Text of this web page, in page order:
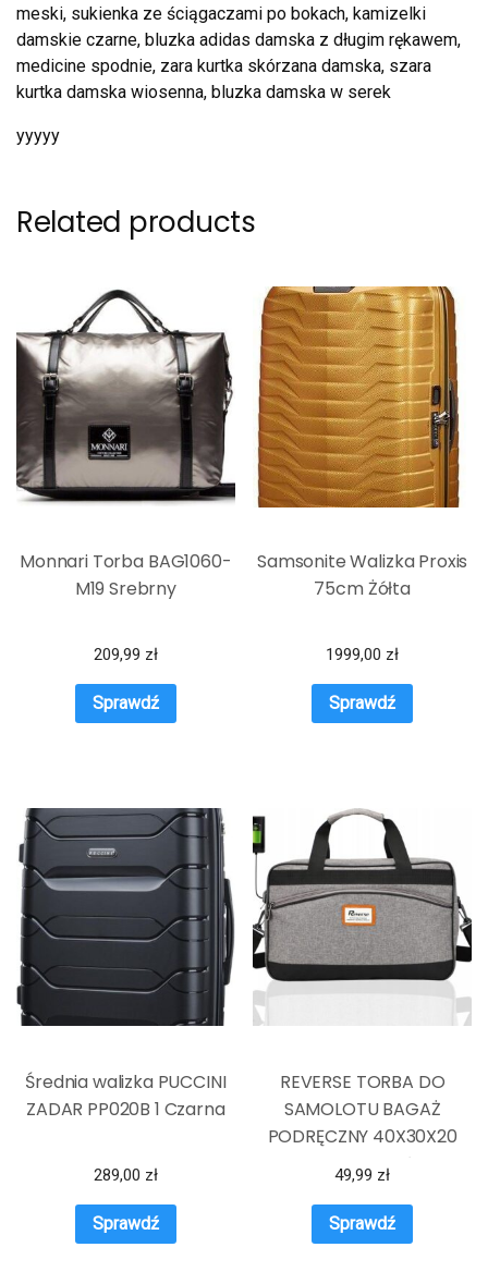
meski, sukienka ze ściągaczami po bokach, kamizelki
damskie czarne, bluzka adidas damska z długim rękawem,
medicine spodnie, zara kurtka skórzana damska, szara
kurtka damska wiosenna, bluzka damska w serek
yyyyy
Related products
Monnari Torba BAG1060-
M19 Srebrny
209,99 zł
Sprawdź
Samsonite Walizka Proxis
75cm Żółta
1999,00 zł
Sprawdź
Średnia walizka PUCCINI
ZADAR PP020B 1 Czarna
289,00 zł
Sprawdź
REVERSE TORBA DO
SAMOLOTU BAGAŻ
PODRĘCZNY 40X30X20
WIZZAIR TLOTŁW
49,99 zł
Sprawdź